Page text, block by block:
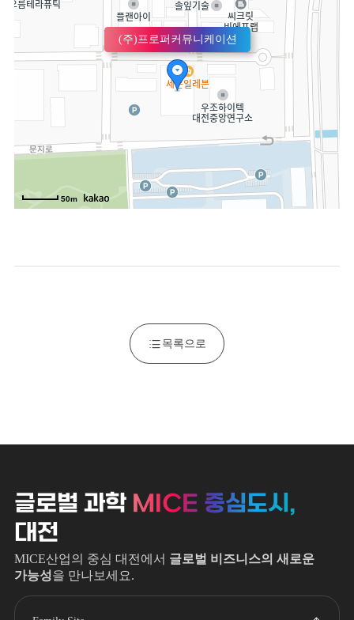
(주)프로퍼커뮤니케이션
50m
목록으로
글로벌 과학 MICE 중심도시,
대전
MICE산업의 중심 대전에서 글로벌 비즈니스의 새로운
가능성을 만나보세요.